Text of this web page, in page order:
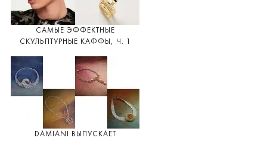
САМЫЕ ЭФФЕКТНЫЕ
СКУЛЬПТУРНЫЕ КАФФЫ, Ч. 1
DAMIANI ВЫПУСКАЕТ